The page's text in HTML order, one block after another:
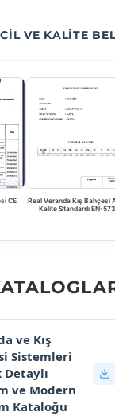
VE KALITE
CE
Real Veranda Kış Bahçesi
Kalite Standardı EN-
ve Kış
Sistemleri
Detaylı
ve Modern
Kataloğu